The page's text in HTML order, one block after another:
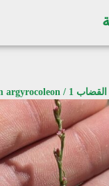
القضاب 1 / Polygonum argyrocoleon